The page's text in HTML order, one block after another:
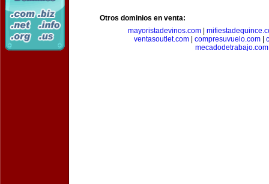
Otros dominios en venta:
mayoristadevinos.com
ventasoutlet.com
compresuvuelo.com
mecadodetrabajo.com